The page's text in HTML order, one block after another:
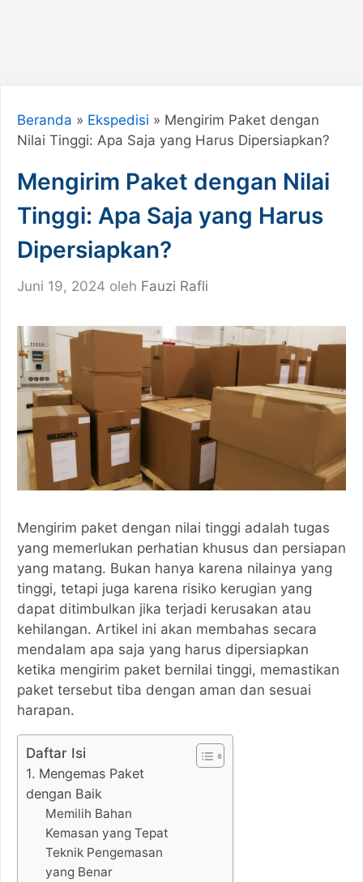
Beranda » Ekspedisi » Mengirim Paket dengan
Nilai Tinggi: Apa Saja yang Harus Dipersiapkan?
Mengirim Paket dengan Nilai
Tinggi: Apa Saja yang Harus
Dipersiapkan?
Juni 19, 2024 oleh Fauzi Rafli
Mengirim paket dengan nilai tinggi adalah tugas
yang memerlukan perhatian khusus dan persiapan
yang matang. Bukan hanya karena nilainya yang
tinggi, tetapi juga karena risiko kerugian yang
dapat ditimbulkan jika terjadi kerusakan atau
kehilangan. Artikel ini akan membahas secara
mendalam apa saja yang harus dipersiapkan
ketika mengirim paket bernilai tinggi, memastikan
paket tersebut tiba dengan aman dan sesuai
harapan.
Daftar Isi
1. Mengemas Paket
dengan Baik
Memilih Bahan
Kemasan yang Tepat
Teknik Pengemasan
yang Benar